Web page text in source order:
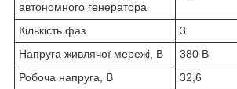
автономного генератора
Кількість фаз
3
Напруга живлячої мережі, В
380 В
Робоча напруга, В
32,6